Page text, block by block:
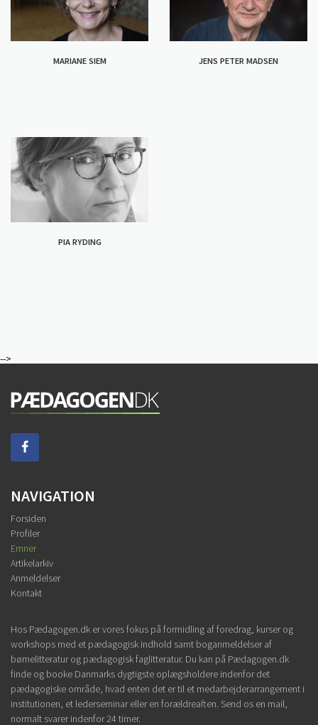
MARIANE SIEM JENS PETER MADSEN
PIA RYDING
-->
NAVIGATION
Forsiden
Profiler
Emner
Artikelarkiv
Anmeldelser
Kontakt
Hos Pædagogen.dk er vores fokus på formidling af foredrag, kurser og
workshops med et pædagogisk indhold samt boganmeldelser af
børnelitteratur og pædagogisk faglitteratur. Du kan på Pædagogen.dk
finde og booke Danmarks dygtigste oplægsholdere indenfor det
pædagogiske område, hvad enten det er til et medarbejderarrangement i
institutionen, et lederseminar eller en forældreaften. Send os en mail,
normalt svarer indenfor 24 timer.